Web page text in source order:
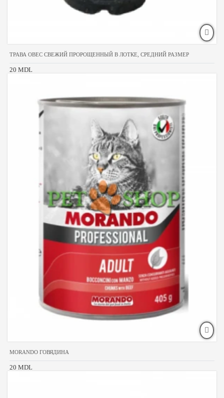
ТРАВА ОВЕС СВЕЖИЙ ПРОРОЩЕННЫЙ В ЛОТКЕ, СРЕДНИЙ РАЗМЕР
20 MDL
MORANDO ГОВЯДИНА
20 MDL